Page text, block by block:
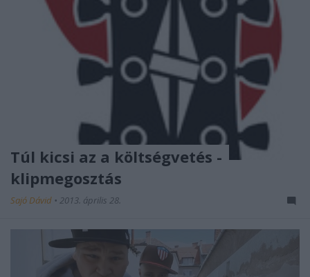
Túl kicsi az a költségvetés -
klipmegosztás
Sajó Dávid • 2013. április 28.